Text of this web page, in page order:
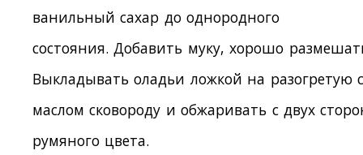
ванильный сахар до однородного
состояния. Добавить муку, хорошо
Выкладывать оладьи ложкой на разогретую с
маслом сковороду и обжаривать с двух
румяного цвета.